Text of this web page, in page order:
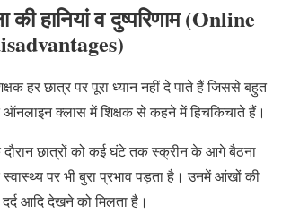
हानियां व दुष्परिणाम(Online
हर छात्र पर पूरा ध्यान नहीं दे पाते हैं जिससे बहुत
ऑनलाइन क्लास में शिक्षक से कहने में हिचकिचाते हैं।
छात्रों को कई घंटे तक स्क्रीन के आगे बैठना
पर भी बुरा प्रभाव पड़ता है। उनमें आंखों की
आदि देखने को मिलता है।